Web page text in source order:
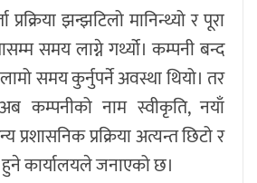
झन्झटिलो मानिन्थ्यो र पूरा
समय लाग्ने गर्थ्यो। कम्पनी बन्द
समय कुर्नुपर्ने अवस्था थियो। तर
कम्पनीको नाम स्वीकृति, नयाँ
प्रशासनिक प्रक्रिया अत्यन्त छिटो र
कार्यालयले जनाएको छ।